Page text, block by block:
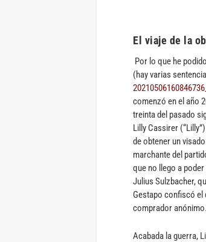
El viaje de la
Por lo que he
(hay varias
comenzó en el año
treinta del pasado
Lilly Cassirer
de obtener un
marchante del
que no llego a
Julius Sulzbacher,
Gestapo confiscó el
comprador anónimo.
Acabada la guerra,